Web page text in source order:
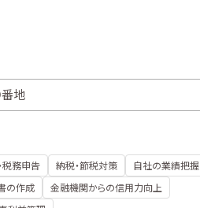
地
税務申告 納税・節税対策
自社の業績把握
の作成
金融機関からの信用力向上